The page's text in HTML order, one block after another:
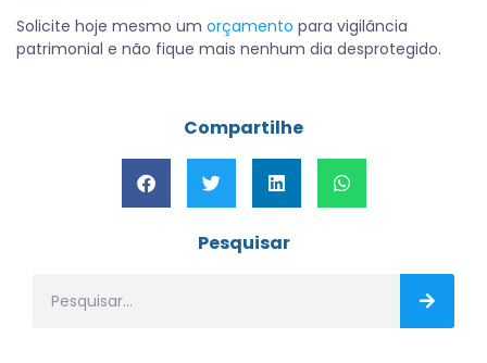
Pesquisar
Solicite hoje mesmo um orçamento para vigilância
patrimonial e não fique mais nenhum dia desprotegido.
Compartilhe